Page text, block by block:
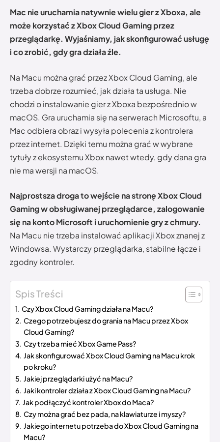
Mac nie uruchamia natywnie wielu gier z Xboxa, ale
może korzystać z Xbox Cloud Gaming przez
przeglądarkę. Wyjaśniamy, jak skonfigurować usługę
i co zrobić, gdy gra działa źle.
Na Macu można grać przez Xbox Cloud Gaming, ale
trzeba dobrze rozumieć, jak działa ta usługa. Nie
chodzi o instalowanie gier z Xboxa bezpośrednio w
macOS. Gra uruchamia się na serwerach Microsoftu, a
Mac odbiera obraz i wysyła polecenia z kontrolera
przez internet. Dzięki temu można grać w wybrane
tytuły z ekosystemu Xbox nawet wtedy, gdy dana gra
nie ma wersji na macOS.
Najprostsza droga to wejście na stronę Xbox Cloud
Gaming w obsługiwanej przeglądarce, zalogowanie
się na konto Microsoft i uruchomienie gry z chmury.
Na Macu nie trzeba instalować aplikacji Xbox znanej z
Windowsa. Wystarczy przeglądarka, stabilne łącze i
zgodny kontroler.
Spis Treści
Czy Xbox Cloud Gaming działa na Macu?
Czego potrzebujesz do grania na Macu przez Xbox
Cloud Gaming?
Czy trzeba mieć Xbox Game Pass?
Jak skonfigurować Xbox Cloud Gaming na Macu krok
po kroku?
Jakiej przeglądarki użyć na Macu?
Jaki kontroler działa z Xbox Cloud Gaming na Macu?
Jak podłączyć kontroler Xbox do Maca?
Czy można grać bez pada, na klawiaturze i myszy?
Jakiego internetu potrzeba do Xbox Cloud Gaming na
Macu?